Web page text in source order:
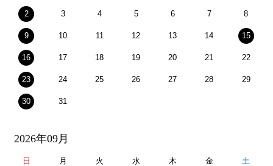
2 3 4 5 6 7 8
9 10 11 12 13 14 15
16 17 18 19 20 21 22
23 24 25 26 27 28 29
30 31
2026年09月
日 月 火 水 木 金 土